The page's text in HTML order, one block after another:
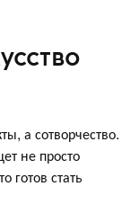
а сотворчество.
не просто
стать